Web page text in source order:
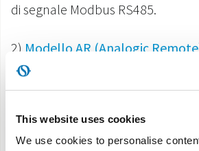
This website uses cookies
We use cookies to personalise
di segnale Modbus RS485.
2) Modello AR (Analogic
configurare la remotizzazione
comandi a parete ed i sistemi di
o digitale a 4 Vel.